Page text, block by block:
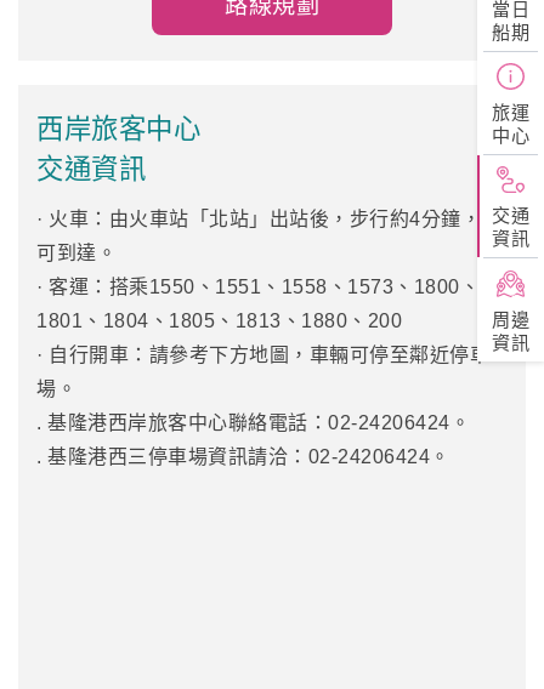
當日
船期
旅運
中心
交通
資訊
周邊
資訊
路線規劃
西岸旅客中心
交通資訊
· 火車：由火車站「北站」出站後，步行約4分鐘，即
可到達。
· 客運：搭乘1550、1551、1558、1573、1800、
1801、1804、1805、1813、1880、200
· 自行開車：請參考下方地圖，車輛可停至鄰近停車
場。
. 基隆港西岸旅客中心聯絡電話：02-24206424。
. 基隆港西三停車場資訊請洽：02-24206424。